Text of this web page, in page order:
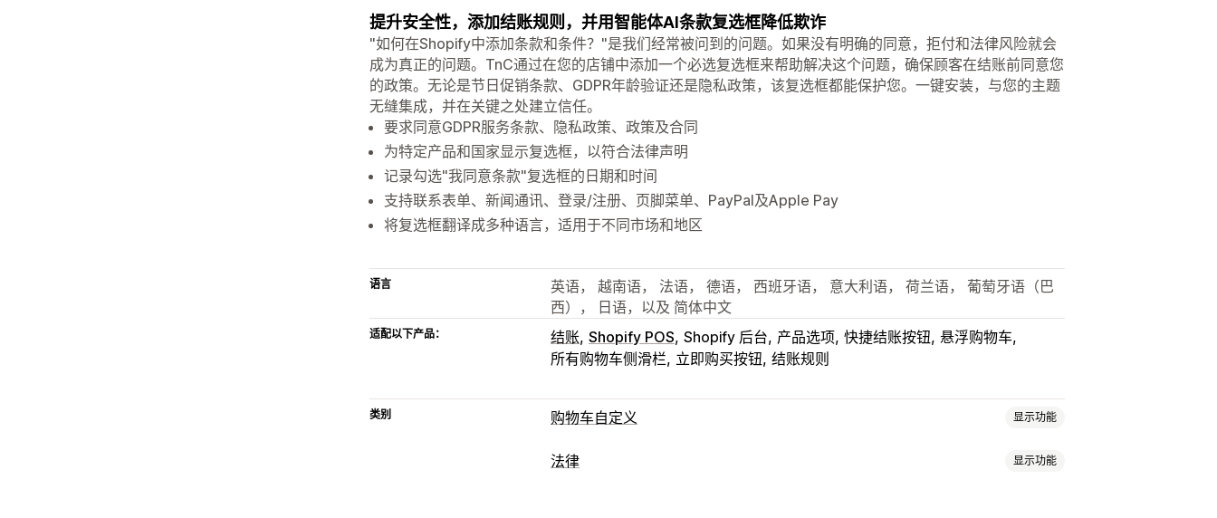
提升安全性，添加结账规则，并用智能体AI条款复选框降低欺诈
"如何在Shopify中添加条款和条件？"是我们经常被问到的问题。如果没有明确的同意，拒付和法律风险就会
成为真正的问题。TnC通过在您的店铺中添加一个必选复选框来帮助解决这个问题，确保顾客在结账前同意您
的政策。无论是节日促销条款、GDPR年龄验证还是隐私政策，该复选框都能保护您。一键安装，与您的主题
无缝集成，并在关键之处建立信任。
要求同意GDPR服务条款、隐私政策、政策及合同
为特定产品和国家显示复选框，以符合法律声明
记录勾选"我同意条款"复选框的日期和时间
支持联系表单、新闻通讯、登录/注册、页脚菜单、PayPal及Apple Pay
将复选框翻译成多种语言，适用于不同市场和地区
语言
英语， 越南语， 法语， 德语， 西班牙语， 意大利语， 荷兰语， 葡萄牙语（巴
西）， 日语，以及 简体中文
适配以下产品： 结账 Shopify POS Shopify 后台 产品选项 快捷结账按钮 悬浮购物车
所有购物车侧滑栏 立即购买按钮 结账规则
类别 购物车自定义 显示功能
购物车显示
法律 显示功能